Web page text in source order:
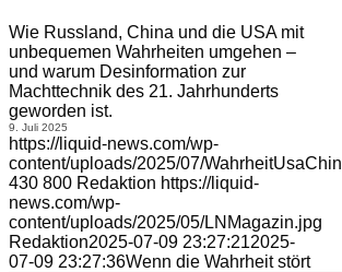
Wie Russland, China und die USA mit
unbequemen Wahrheiten umgehen –
und warum Desinformation zur
Machttechnik des 21. Jahrhunderts
geworden ist.
9. Juli 2025
https://liquid-news.com/wp-
content/uploads/2025/07/
430 800 Redaktion https://liquid-
news.com/wp-
content/uploads/2025/05/LNMagazin.jpg
Redaktion2025-07-09 23:27:212025-
07-09 23:27:36Wenn die Wahrheit stört